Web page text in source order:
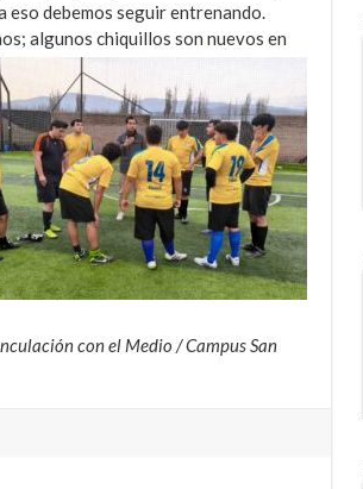
eso debemos seguir entrenando.
algunos chiquillos son nuevos en
con el Medio / Campus San